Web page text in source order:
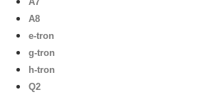
A8
e-tron
g-tron
h-tron
Q2